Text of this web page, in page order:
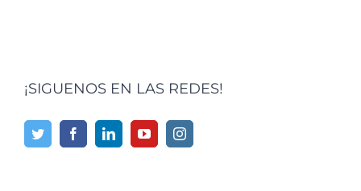
¡SIGUENOS EN LAS REDES!